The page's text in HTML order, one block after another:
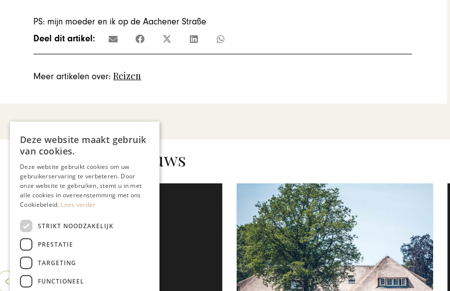
PS: mijn moeder en ik op de Aachener Straße
Deel dit artikel:
Meer artikelen over: Reizen
Gerelateerd nieuws
Deze website maakt gebruik
van cookies.
Deze website gebruikt cookies om uw
gebruikerservaring te verbeteren. Door
onze website te gebruiken, stemt u in met
alle cookies in overeenstemming met ons
Cookiebeleid. Lees verder
STRIKT NOODZAKELIJK
PRESTATIE
TARGETING
FUNCTIONEEL